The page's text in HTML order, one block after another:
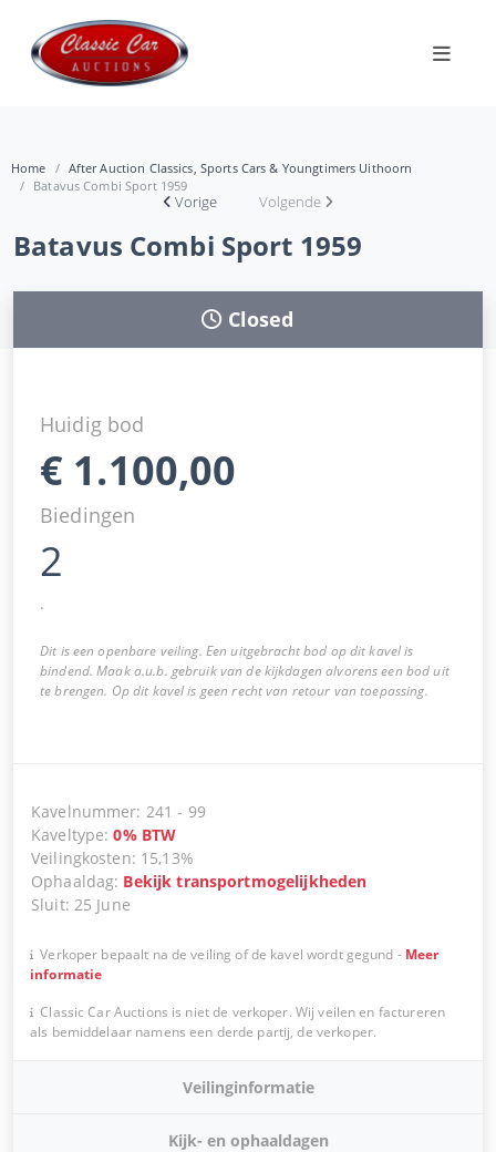
Home
After Auction Classics, Sports Cars & Youngtimers Uithoorn
Batavus Combi Sport 1959
Vorige Volgende
Batavus Combi Sport 1959
Closed
Huidig bod
€ 1.100,00
Biedingen
2
.
Dit is een openbare veiling. Een uitgebracht bod op dit kavel is
bindend. Maak a.u.b. gebruik van de kijkdagen alvorens een bod uit
te brengen. Op dit kavel is geen recht van retour van toepassing.
Kavelnummer: 241 - 99
Kaveltype:0% BTW
Veilingkosten: 15,13%
Ophaaldag: Bekijk transportmogelijkheden
Sluit: 25 June
Verkoper bepaalt na de veiling of de kavel wordt gegund - Meer
informatie
Classic Car Auctions is niet de verkoper. Wij veilen en factureren
als bemiddelaar namens een derde partij, de verkoper.
Veilinginformatie
Kijk- en ophaaldagen